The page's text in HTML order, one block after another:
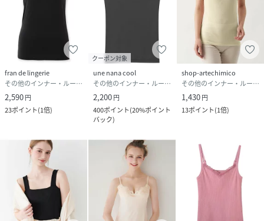
fran de lingerie
その他のインナー・ルームウェア
2,590円
23ポイント(1倍)
クーポン対象
une nana cool
その他のインナー・ルームウェア
2,200円
400ポイント(20%ポイント
バック)
shop-artechimico
その他のインナー・ルームウェア
1,430円
13ポイント(1倍)